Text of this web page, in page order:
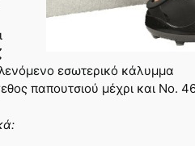
εσωτερικό κάλυμμα
παπουτσιού μέχρι και Νο.